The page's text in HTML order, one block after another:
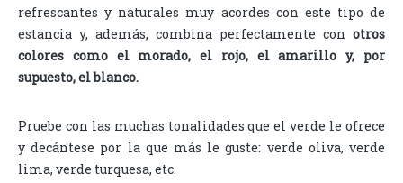
refrescantes y naturales muy acordes con este tipo de
estancia y, además, combina perfectamente con otros
colores como el morado, el rojo, el amarillo y, por
supuesto, el blanco.
Pruebe con las muchas tonalidades que el verde le ofrece
y decántese por la que más le guste: verde oliva, verde
lima, verde turquesa, etc.